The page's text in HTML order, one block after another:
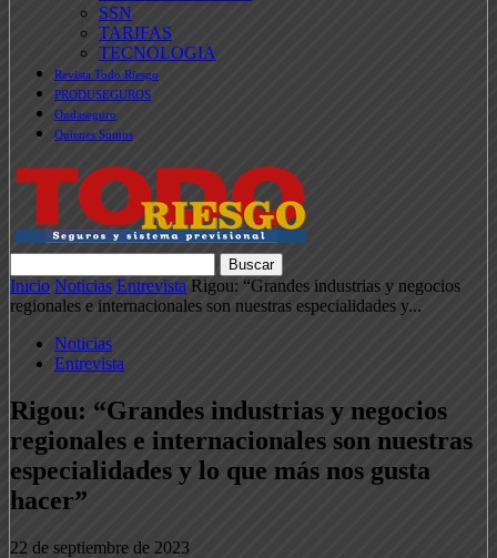
SSN
TARIFAS
TECNOLOGIA
Revista Todo Riesgo
PRODUSEGUROS
Ondaseguro
Quienes Somos
Inicio Noticias Entrevista Rigou: “Grandes industrias y negocios
regionales e internacionales son nuestras especialidades y...
Noticias
Entrevista
Rigou: “Grandes industrias y negocios
regionales e internacionales son nuestras
especialidades y lo que más nos gusta
hacer”
22 de septiembre de 2023